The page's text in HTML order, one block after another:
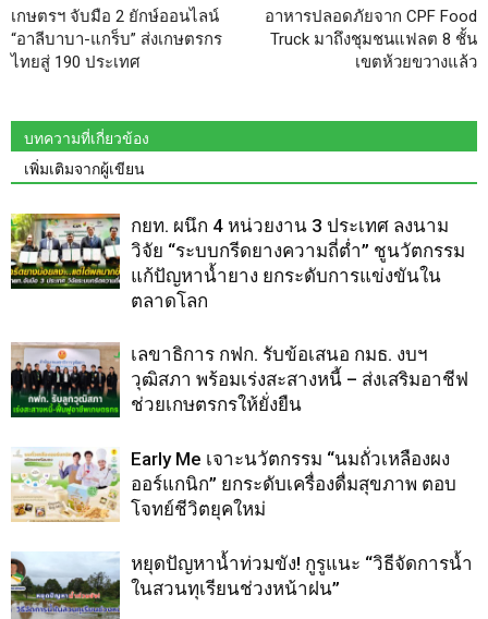
เกษตรฯ จับมือ 2 ยักษ์ออนไลน์
“อาลีบาบา-แกร็บ” ส่งเกษตรกร
ไทยสู่ 190 ประเทศ
อาหารปลอดภัยจาก CPF Food
Truck มาถึงชุมชนแฟลต 8 ชั้น
เขตห้วยขวางแล้ว
บทความที่เกี่ยวข้อง
เพิ่มเติมจากผู้เขียน
กยท. ผนึก 4 หน่วยงาน 3 ประเทศ ลงนาม
วิจัย “ระบบกรีดยางความถี่ต่ำ” ชูนวัตกรรม
แก้ปัญหาน้ำยาง ยกระดับการแข่งขันใน
ตลาดโลก
เลขาธิการ กฟก. รับข้อเสนอ กมธ. งบฯ
วุฒิสภา พร้อมเร่งสะสางหนี้ – ส่งเสริมอาชีฟ
ช่วยเกษตรกรให้ยั่งยืน
Early Me เจาะนวัตกรรม “นมถั่วเหลืองผง
ออร์แกนิก” ยกระดับเครื่องดื่มสุขภาพ ตอบ
โจทย์ชีวิตยุคใหม่
หยุดปัญหาน้ำท่วมขัง! กูรูแนะ “วิธีจัดการน้ำ
ในสวนทุเรียนช่วงหน้าฝน”